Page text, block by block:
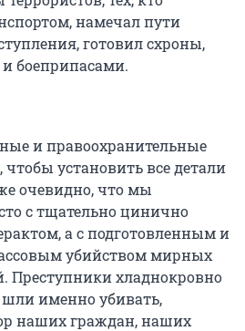
намечал пути
готовил схроны,
боеприпасами.
и правоохранительные
установить все детали
очевидно, что мы
с тщательно цинично
а с подготовленным и
убийством мирных
Преступники хладнокровно
именно убивать,
наших граждан, наших